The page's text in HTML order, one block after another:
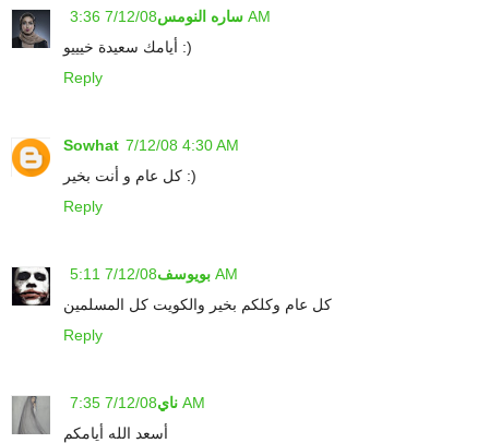
ساره النومس 7/12/08 3:36 AM
أيامك سعيدة خيييو :)
Reply
Sowhat 7/12/08 4:30 AM
كل عام و أنت بخير :)
Reply
بويوسف 7/12/08 5:11 AM
كل عام وكلكم بخير والكويت كل المسلمين
Reply
ناي 7/12/08 7:35 AM
أسعد الله أيامكم